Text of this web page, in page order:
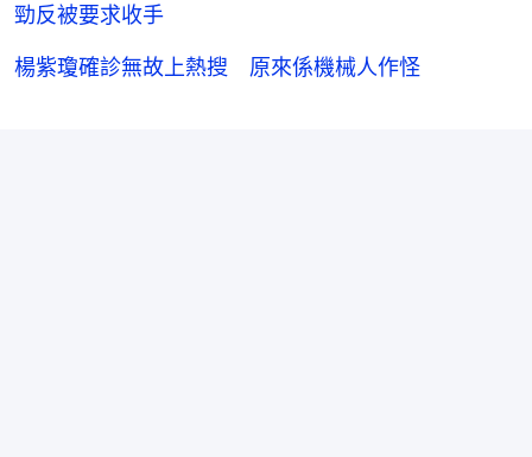
勁反被要求收手
楊紫瓊確診無故上熱搜 原來係機械人作怪